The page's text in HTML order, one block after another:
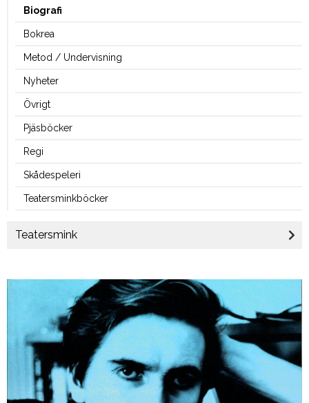
Biografi
Bokrea
Metod / Undervisning
Nyheter
Övrigt
Pjäsböcker
Regi
Skådespeleri
Teatersminkböcker
Teatersmink